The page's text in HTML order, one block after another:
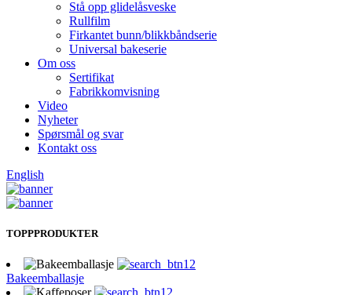
Stå opp glidelåsveske
Rullfilm
Firkantet bunn/blikkbåndserie
Universal bakeserie
Om oss
Sertifikat
Fabrikkomvisning
Video
Nyheter
Spørsmål og svar
Kontakt oss
English
TOPPPRODUKTER
Bakeemballasje